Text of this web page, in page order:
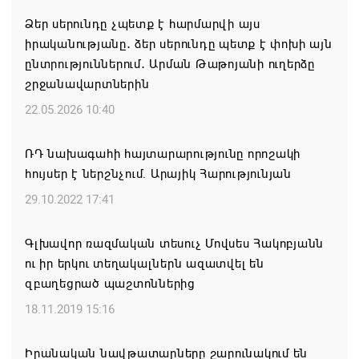
Միասնական աղոթք և Ամենայն Հայոց
Կաթողիկոսի հայրապետական պատգամը
Միածնաէջ Մայր Տաճարում
07.08.2026 19:50
Ժամանակակից Բելառուսին պակասում է այն
կառավարման համակարգը, որը կար խորհրդային
ժամանակներում, հայտարարել է Ալեքսանդր
07.08.2026 17:16
ՀՀ ԱԱԾ սահմանապահ զորքերի
պատվիրակությունն այցելել է Լիտվայի
07.08.2026 16:57
Ձեր սերունդը չպետք է հարմարվի այս
իրականությանը․ ձեր սերունդը պետք է փոխի այն
ընտրություններում․ Արման Թաթոյանի ուղերձը
շրջանավարտներին
22.05.2026 10:40
ՌԴ նախագահի հայտարարությունը որոշակի
հույսեր է ներշնչում. Արայիկ Հարությունյան
29.10.2022 17:41
Գլխավոր ռազմական տեսուչ Մովսես Հակոբյանն
ու իր երկու տեղակալներն ազատվել են
զբաղեցրած պաշտոններից
18.11.2019 15:16
Իրանական նավթատարները շարունակում են